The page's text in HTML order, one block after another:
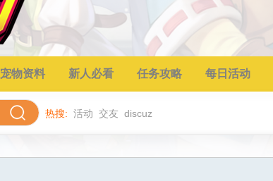
宠物资料 新人必看 任务攻略 每日活动
热搜: 活动 交友 discuz